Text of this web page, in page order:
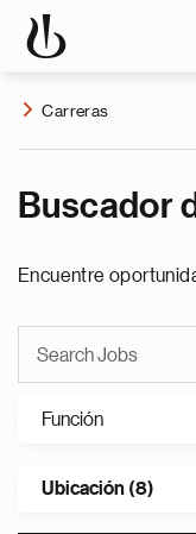
Carreras
Buscador
Encuentre
Función
Ubicación (8)